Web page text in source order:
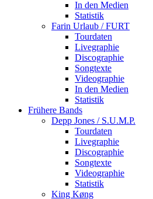
In den Medien
Statistik
Farin Urlaub / FURT
Tourdaten
Livegraphie
Discographie
Songtexte
Videographie
In den Medien
Statistik
Frühere Bands
Depp Jones / S.U.M.P.
Tourdaten
Livegraphie
Discographie
Songtexte
Videographie
Statistik
King Køng